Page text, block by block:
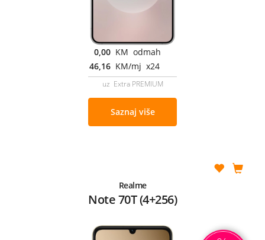
0,00 KM odmah
46,16 KM/mj x24
uz Extra PREMIUM
Saznaj više
Realme
Note 70T (4+256)